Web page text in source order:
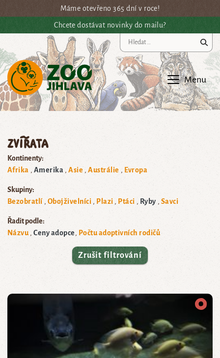
Přejít na hlavní obsahMáme otevřeno 365 dní v roce!
Chcete dostávat novinky do mailu?
Menu
Zvířata
Kontinenty:
Afrika
Amerika Asie Austrálie Evropa
Skupiny:
Bezobratlí
Obojživelníci Plazi Ptáci Ryby Savci
Řadit podle:
Názvu
Ceny adopce Počtu adoptivních rodičů
Zrušit filtrování